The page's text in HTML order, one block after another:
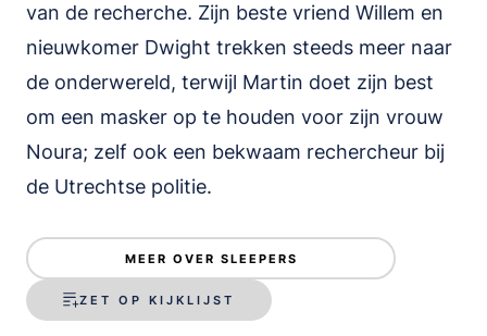
van de recherche. Zijn beste vriend Willem en
nieuwkomer Dwight trekken steeds meer naar
de onderwereld, terwijl Martin doet zijn best
om een masker op te houden voor zijn vrouw
Noura; zelf ook een bekwaam rechercheur bij
de Utrechtse politie.
MEER OVER SLEEPERS
ZET OP KIJKLIJST